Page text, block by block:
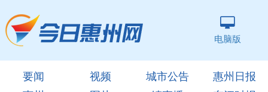
电脑版
要闻 视频 城市公告
惠州日报